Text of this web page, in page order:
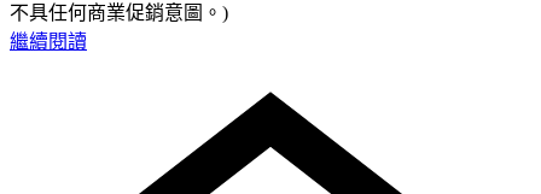
不具任何商業促銷意圖。)
繼續閱讀